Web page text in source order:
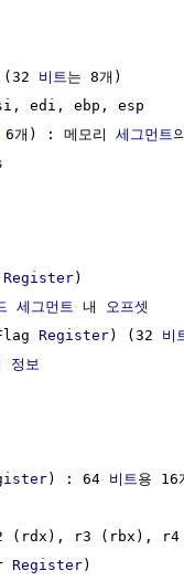
(32 비트 는 8개)
edi, ebp, esp
6개) : 메모리 세그먼트
Register)
세그먼트 내
오프셋
Register) (32 비
정보
) : 64 비트 용
(rdx), r3 (rbx),
Register)